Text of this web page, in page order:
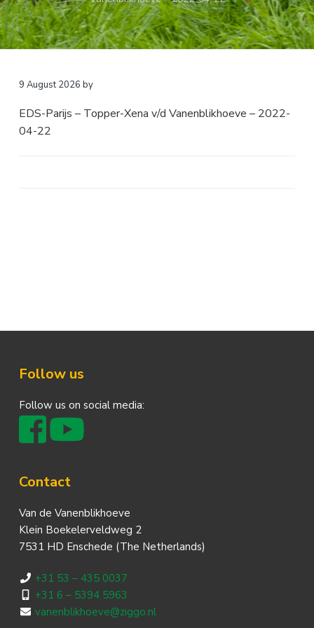
a
t
i
9 August 2026 by
EDS-Parijs – Topper-Xena v/d Vanenblikhoeve – 2022-
04-22
Footer
Follow us
Follow us on social media:
Contact
Van de Vanenblikhoeve
Klein Boekelerveldweg 2
7531 HD Enschede (The Netherlands)
+31 53 – 435 0037
+31 6 – 5394 5963
vanenblikhoeve@ziggo.nl